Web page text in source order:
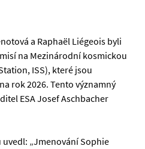
a Raphaël Liégeois byli
na Mezinárodní kosmickou
ISS), které jsou
rok 2026. Tento významný
ESA Josef Aschbacher
„Jmenování Sophie